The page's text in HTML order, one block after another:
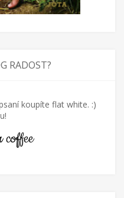
RADOST?
koupíte flat white. :)
coffee